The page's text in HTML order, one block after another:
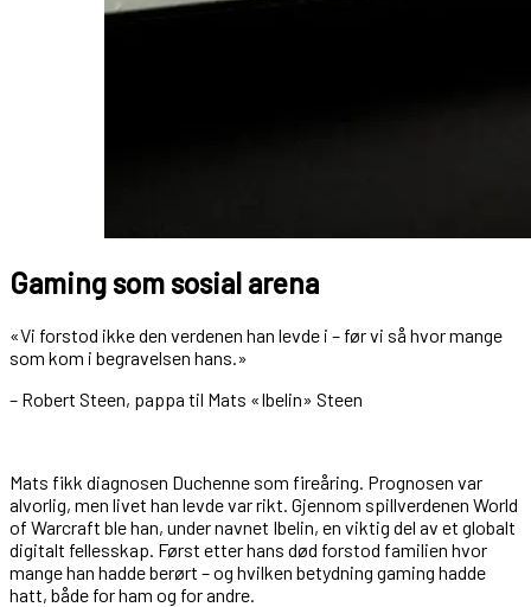
Gaming som sosial arena
«Vi forstod ikke den verdenen han levde i – før vi så hvor mange
som kom i begravelsen hans.»
– Robert Steen, pappa til Mats «Ibelin» Steen
Mats fikk diagnosen Duchenne som fireåring. Prognosen var
alvorlig, men livet han levde var rikt. Gjennom spillverdenen World
of Warcraft ble han, under navnet Ibelin, en viktig del av et globalt
digitalt fellesskap. Først etter hans død forstod familien hvor
mange han hadde berørt – og hvilken betydning gaming hadde
hatt, både for ham og for andre.